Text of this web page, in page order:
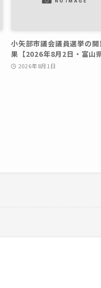
小矢部市議会議員選挙の開
果【2026年8月2日・富山県
2026年8月1日